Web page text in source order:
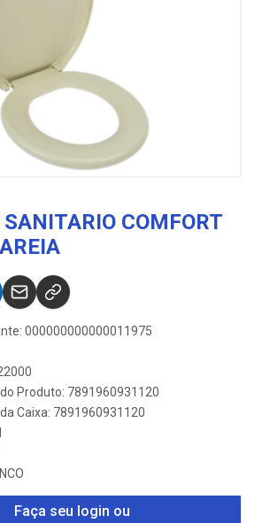
COMFORT
000000000000011975
Produto: 7891960931120
Caixa: 7891960931120
Faça seu login ou